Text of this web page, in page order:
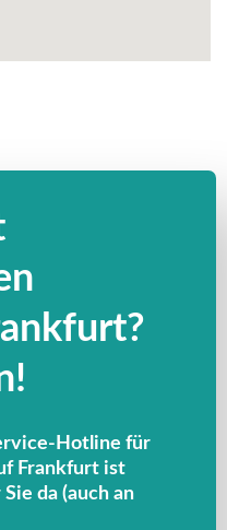
Hotline für
Frankfurt ist
da (auch an